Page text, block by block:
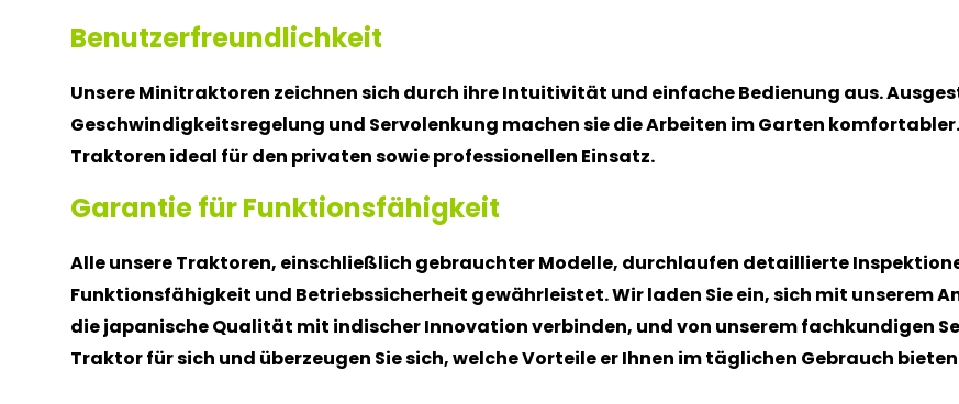
Benutzerfreundlichkeit
Unsere Minitraktoren zeichnen sich durch ihre Intuitivität und einfache Bedienung aus.
Geschwindigkeitsregelung und Servolenkung machen sie die Arbeiten im Garten
Traktoren ideal für den privaten sowie professionellen Einsatz.
Garantie für Funktionsfähigkeit
Alle unsere Traktoren, einschließlich gebrauchter Modelle, durchlaufen detaillierte
Funktionsfähigkeit und Betriebssicherheit gewährleistet. Wir laden Sie ein, sich mit unserem
die japanische Qualität mit indischer Innovation verbinden, und von unserem fachkundigen
Traktor für sich und überzeugen Sie sich, welche Vorteile er Ihnen im täglichen Gebrauch